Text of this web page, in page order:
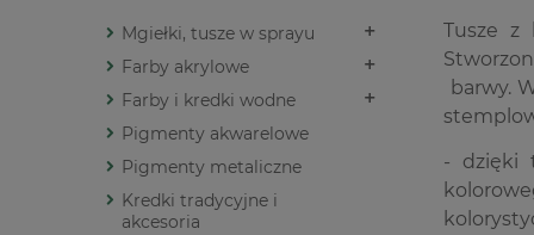
Mgiełki, tusze w sprayu
Farby akrylowe
Farby i kredki wodne
Pigmenty akwarelowe
Pigmenty metaliczne
Kredki tradycyjne i
akcesoria
Tusze z
barwy.
- dzięki